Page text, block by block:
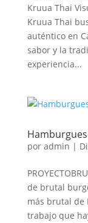
Kruua Thai
Kruua Thai
auténtico en
sabor y la
experiencia...
por admin |
de brutal
más brutal de
trabajo que